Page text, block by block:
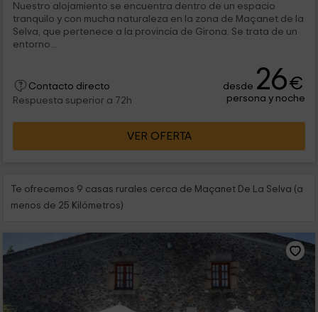
Nuestro alojamiento se encuentra dentro de un espacio
tranquilo y con mucha naturaleza en la zona de Maçanet de la
Selva, que pertenece a la provincia de Girona. Se trata de un
entorno...
Contacto directo
Respuesta superior a 72h
desde 26€
persona y noche
VER OFERTA
Te ofrecemos 9 casas rurales cerca de Maçanet De La Selva (a
menos de 25 Kilómetros)